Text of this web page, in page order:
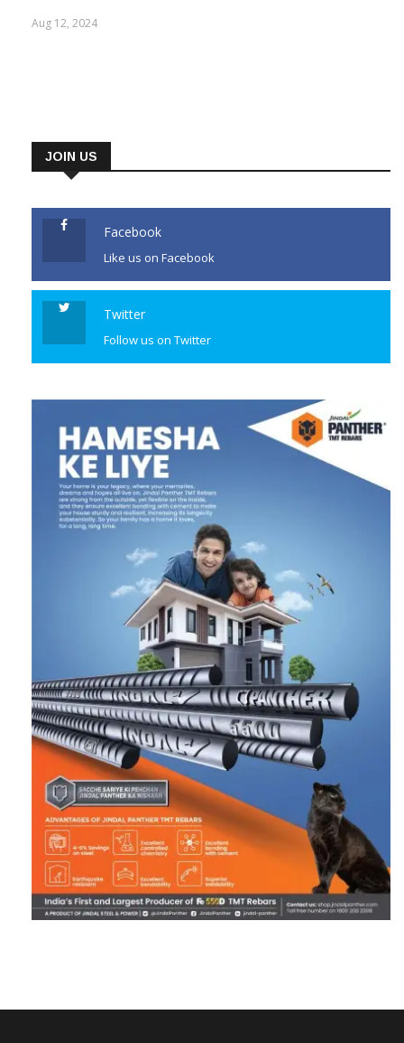
Aug 12, 2024
JOIN US
Facebook
Like us on Facebook
Twitter
Follow us on Twitter